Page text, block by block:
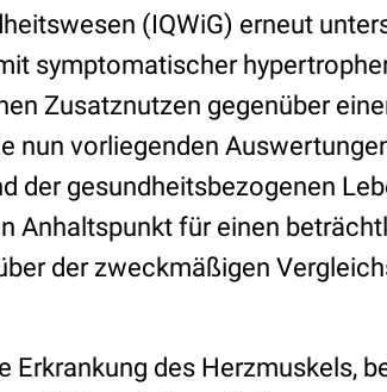
(IQWiG) erneut
symptomatischer
Zusatznutzen gegenüber
nun vorliegenden
der gesundheitsbezogenen
Anhaltspunkt für einen
der zweckmäßigen
Erkrankung des Herzmuskels,